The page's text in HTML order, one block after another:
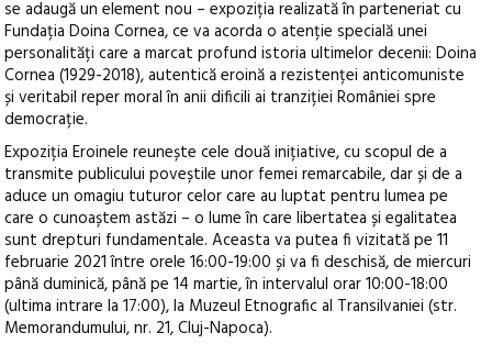
se adaugă un element nou – expoziția realizată în parteneriat cu
Fundația Doina Cornea, ce va acorda o atenție specială unei
personalități care a marcat profund istoria ultimelor decenii: Doina
Cornea (1929-2018), autentică eroină a rezistenței anticomuniste
și veritabil reper moral în anii dificili ai tranziției României spre
democrație.
Expoziția Eroinele reunește cele două inițiative, cu scopul de a
transmite publicului poveștile unor femei remarcabile, dar și de a
aduce un omagiu tuturor celor care au luptat pentru lumea pe
care o cunoaștem astăzi – o lume în care libertatea și egalitatea
sunt drepturi fundamentale. Aceasta va putea fi vizitată pe 11
februarie 2021 între orele 16:00-19:00 și va fi deschisă, de miercuri
până duminică, până pe 14 martie, în intervalul orar 10:00-18:00
(ultima intrare la 17:00), la Muzeul Etnografic al Transilvaniei (str.
Memorandumului, nr. 21, Cluj-Napoca).